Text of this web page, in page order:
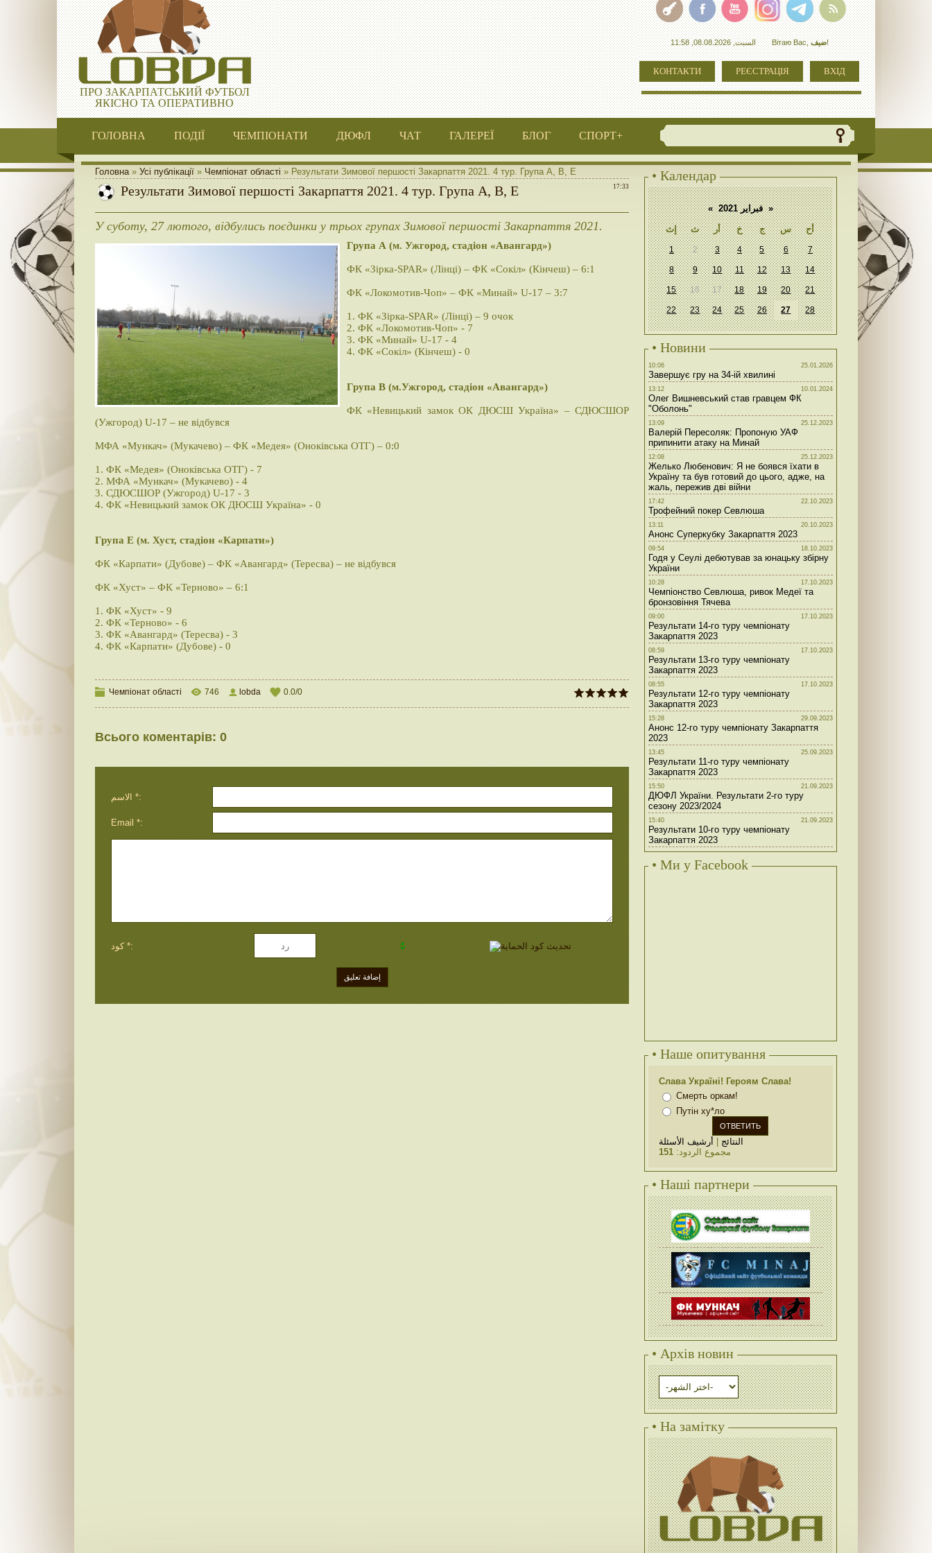
ПРО ЗАКАРПАТСЬКИЙ ФУТБОЛ
ЯКІСНО ТА ОПЕРАТИВНО
السبت, 08.08.2026, 11:58 Вітаю Вас,ضيف!
КОНТАКТИ РЕЄСТРАЦІЯ ВХІД
ГОЛОВНА ПОДІЇ ЧЕМПІОНАТИ ДЮФЛ ЧАТ ГАЛЕРЕЇ БЛОГ СПОРТ+
Головна» Усі публікації » Чемпіонат області » Результати Зимової першості Закарпаття 2021. 4 тур. Група A, B, E
17:33
Результати Зимової першості Закарпаття 2021. 4 тур. Група A, B, E
У суботу, 27 лютого, відбулись поєдинки у трьох групах Зимової першості Закарпаття 2021.
Група А (м. Ужгород, стадіон «Авангард»)
ФК «Зірка-SPAR» (Лінці) – ФК «Сокіл» (Кінчеш) – 6:1
ФК «Локомотив-Чоп» – ФК «Минай» U-17 – 3:7
1. ФК «Зірка-SPAR» (Лінці) – 9 очок
2. ФК «Локомотив-Чоп» - 7
3. ФК «Минай» U-17 - 4
4. ФК «Сокіл» (Кінчеш) - 0
Група В (м.Ужгород, стадіон «Авангард»)
ФК «Невицький замок ОК ДЮСШ Україна» – СДЮСШОР
(Ужгород) U-17 – не відбувся
МФА «Мункач» (Мукачево) – ФК «Медея» (Оноківська ОТГ) – 0:0
1. ФК «Медея» (Оноківська ОТГ) - 7
2. МФА «Мункач» (Мукачево) - 4
3. СДЮСШОР (Ужгород) U-17 - 3
4. ФК «Невицький замок ОК ДЮСШ Україна» - 0
Група Е (м. Хуст, стадіон «Карпати»)
ФК «Карпати» (Дубове) – ФК «Авангард» (Тересва) – не відбувся
ФК «Хуст» – ФК «Терново» – 6:1
1. ФК «Хуст» - 9
2. ФК «Терново» - 6
3. ФК «Авангард» (Тересва) - 3
4. ФК «Карпати» (Дубове) - 0
Чемпіонат області 746 lobda 0.0/0
Всього коментарів: 0
الاسم *:
Email *:
كود *:
• Календар
« فبراير 2021 »
إث
ث أر خ ج س أح
1 2 3 4 5 6 7
8 9 10 11 12 13 14
15 16 17 18 19 20 21
22 23 24 25 26 27 28
• Новини
10:06 25.01.2026
Завершує гру на 34-ій хвилині
13:12 10.01.2024
Олег Вишневський став гравцем ФК
"Оболонь"
13:09 25.12.2023
Валерій Пересоляк: Пропоную УАФ
припинити атаку на Минай
12:08 25.12.2023
Желько Любенович: Я не боявся їхати в
Україну та був готовий до цього, адже, на
жаль, пережив дві війни
17:42 22.10.2023
Трофейний покер Севлюша
13:11 20.10.2023
Анонс Суперкубку Закарпаття 2023
09:54 18.10.2023
Годя у Сеулі дебютував за юнацьку збірну
України
10:28 17.10.2023
Чемпіонство Севлюша, ривок Медеї та
бронзовіння Тячева
09:00 17.10.2023
Результати 14-го туру чемпіонату
Закарпаття 2023
08:59 17.10.2023
Результати 13-го туру чемпіонату
Закарпаття 2023
08:55 17.10.2023
Результати 12-го туру чемпіонату
Закарпаття 2023
15:28 29.09.2023
Анонс 12-го туру чемпіонату Закарпаття
2023
13:45 25.09.2023
Результати 11-го туру чемпіонату
Закарпаття 2023
15:50 21.09.2023
ДЮФЛ України. Результати 2-го туру
сезону 2023/2024
15:40 21.09.2023
Результати 10-го туру чемпіонату
Закарпаття 2023
• Ми у Facebook
• Наше опитування
Слава Україні! Героям Слава!
Смерть оркам!
Путін ху*ло
النتائج
أرشيف الأسئلة
مجموع الردود:151
• Наші партнери
• Архів новин
• На замітку